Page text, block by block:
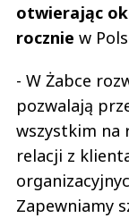
otwierając
rocznie w
- W Żabce
pozwalają
wszystkim na
relacji z
Zapewniamy